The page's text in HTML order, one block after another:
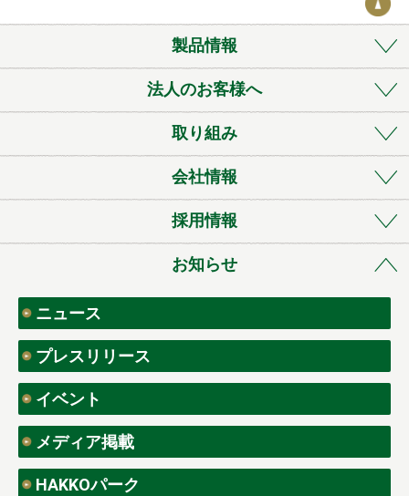
製品情報
法人のお客様へ
取り組み
会社情報
採用情報
お知らせ
ニュース
プレスリリース
イベント
メディア掲載
HAKKOパーク